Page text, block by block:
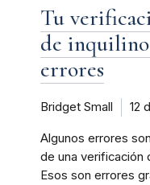
Tu
de
errores
Bridget Small 12
Algunos errores
de una verificación
Esos son errores